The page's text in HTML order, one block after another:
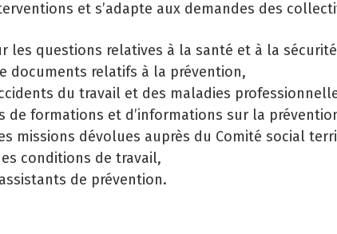
et s’adapte aux demandes des
les questions relatives à la santé et à la
documents relatifs à la prévention,
du travail et des maladies
de formations et d’informations sur la
missions dévolues auprès du Comité social
conditions de travail,
de prévention.